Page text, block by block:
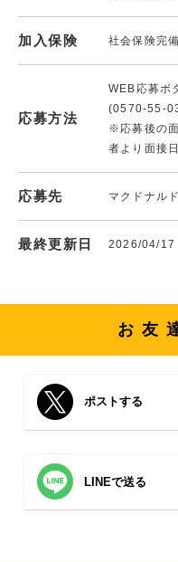
加入保険 社会保険完備
応募方法
WEB応募ボ
(0570-55-
※応募後の
者より面接
応募先 マクドナル
最終更新日 2026/04/17
お友
ポストする
LINEで送る